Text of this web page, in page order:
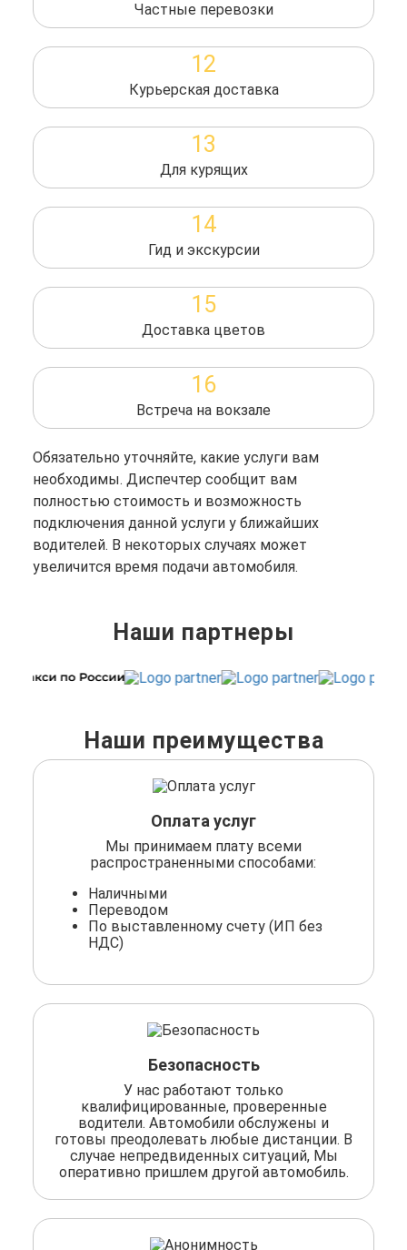
Частные перевозки
12
Курьерская доставка
13
Для курящих
14
Гид и экскурсии
15
Доставка цветов
16
Встреча на вокзале
Обязательно уточняйте, какие услуги вам
необходимы. Диспечтер сообщит вам
полностью стоимость и возможность
подключения данной услуги у ближайших
водителей. В некоторых случаях может
увеличится время подачи автомобиля.
Наши партнеры
Наши преимущества
Оплата услуг
Мы принимаем плату всеми
распространенными способами:
Наличными
Переводом
По выставленному счету (ИП без
НДС)
Безопасность
У нас работают только
квалифицированные, проверенные
водители. Автомобили обслужены и
готовы преодолевать любые дистанции. В
случае непредвиденных ситуаций, Мы
оперативно пришлем другой автомобиль.